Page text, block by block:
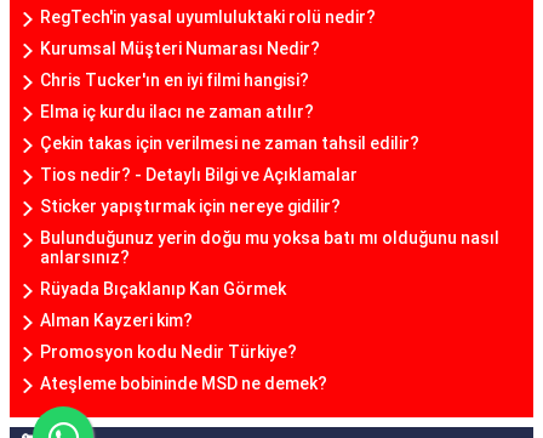
RegTech'in yasal uyumluluktaki rolü nedir?
Kurumsal Müşteri Numarası Nedir?
Chris Tucker'ın en iyi filmi hangisi?
Elma iç kurdu ilacı ne zaman atılır?
Çekin takas için verilmesi ne zaman tahsil edilir?
Tios nedir? - Detaylı Bilgi ve Açıklamalar
Sticker yapıştırmak için nereye gidilir?
Bulunduğunuz yerin doğu mu yoksa batı mı olduğunu nasıl
anlarsınız?
Rüyada Bıçaklanıp Kan Görmek
Alman Kayzeri kim?
Promosyon kodu Nedir Türkiye?
Ateşleme bobininde MSD ne demek?